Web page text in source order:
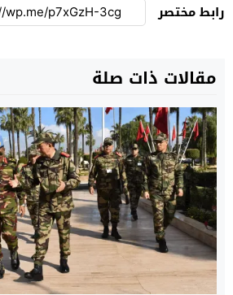
رابط مختصر
مقالات ذات صلة